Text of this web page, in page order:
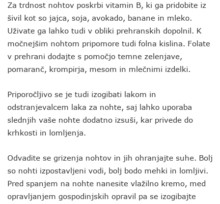
Za trdnost nohtov poskrbi vitamin B, ki ga pridobite iz
šivil kot so jajca, soja, avokado, banane in mleko.
Uživate ga lahko tudi v obliki prehranskih dopolnil. K
močnejšim nohtom pripomore tudi folna kislina. Folate
v prehrani dodajte s pomočjo temne zelenjave,
pomaranč, krompirja, mesom in mlečnimi izdelki.
Priporočljivo se je tudi izogibati lakom in
odstranjevalcem laka za nohte, saj lahko uporaba
slednjih vaše nohte dodatno izsuši, kar privede do
krhkosti in lomljenja.
Odvadite se grizenja nohtov in jih ohranjajte suhe. Bolj
so nohti izpostavljeni vodi, bolj bodo mehki in lomljivi.
Pred spanjem na nohte nanesite vlažilno kremo, med
opravljanjem gospodinjskih opravil pa se izogibajte